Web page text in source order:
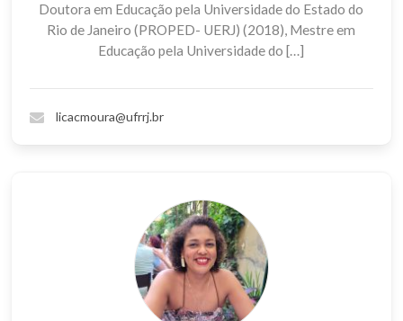
Doutora em Educação pela Universidade do Estado do
Rio de Janeiro (PROPED- UERJ) (2018), Mestre em
Educação pela Universidade do […]
licacmoura@ufrrj.br